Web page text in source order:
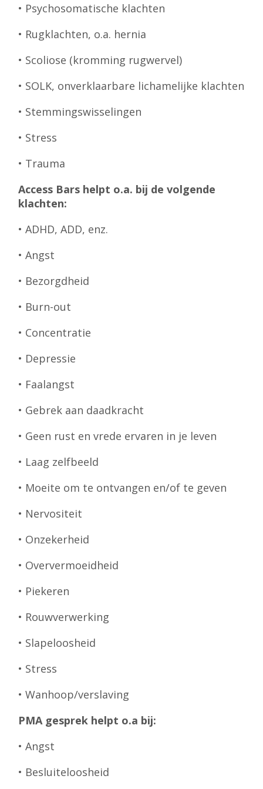
• Psychosomatische klachten
• Rugklachten, o.a. hernia
• Scoliose (kromming rugwervel)
• SOLK, onverklaarbare lichamelijke klachten
• Stemmingswisselingen
• Stress
• Trauma
Access Bars helpt o.a. bij de volgende
klachten:
• ADHD, ADD, enz.
• Angst
• Bezorgdheid
• Burn-out
• Concentratie
• Depressie
• Faalangst
• Gebrek aan daadkracht
• Geen rust en vrede ervaren in je leven
• Laag zelfbeeld
• Moeite om te ontvangen en/of te geven
• Nervositeit
• Onzekerheid
• Oververmoeidheid
• Piekeren
• Rouwverwerking
• Slapeloosheid
• Stress
• Wanhoop/verslaving
PMA gesprek helpt o.a bij:
• Angst
• Besluiteloosheid